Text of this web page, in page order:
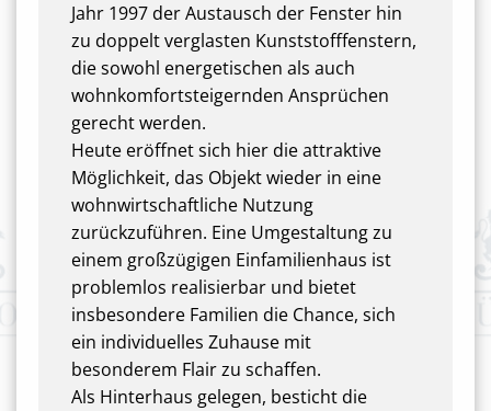
Jahr 1997 der Austausch der Fenster hin
zu doppelt verglasten Kunststofffenstern,
die sowohl energetischen als auch
wohnkomfortsteigernden Ansprüchen
gerecht werden.
Heute eröffnet sich hier die attraktive
Möglichkeit, das Objekt wieder in eine
wohnwirtschaftliche Nutzung
zurückzuführen. Eine Umgestaltung zu
einem großzügigen Einfamilienhaus ist
problemlos realisierbar und bietet
insbesondere Familien die Chance, sich
ein individuelles Zuhause mit
besonderem Flair zu schaffen.
Als Hinterhaus gelegen, besticht die